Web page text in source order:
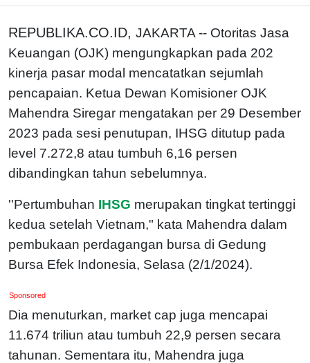
REPUBLIKA.CO.ID, JAKARTA -- Otoritas Jasa
Keuangan (OJK) mengungkapkan pada 202
kinerja pasar modal mencatatkan sejumlah
pencapaian. Ketua Dewan Komisioner OJK
Mahendra Siregar mengatakan per 29 Desember
2023 pada sesi penutupan, IHSG ditutup pada
level 7.272,8 atau tumbuh 6,16 persen
dibandingkan tahun sebelumnya.
''Pertumbuhan IHSG merupakan tingkat tertinggi
kedua setelah Vietnam," kata Mahendra dalam
pembukaan perdagangan bursa di Gedung
Bursa Efek Indonesia, Selasa (2/1/2024).
Sponsored
Dia menuturkan, market cap juga mencapai
11.674 triliun atau tumbuh 22,9 persen secara
tahunan. Sementara itu, Mahendra juga